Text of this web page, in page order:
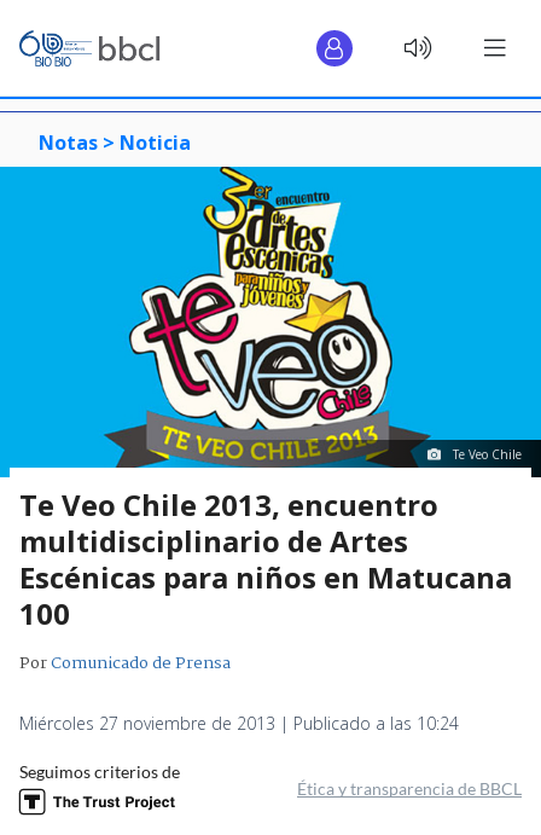
Notas > Noticia
Te Veo Chile
Te Veo Chile 2013, encuentro
multidisciplinario de Artes
Escénicas para niños en Matucana
100
PorComunicado de Prensa
Miércoles 27 noviembre de 2013 | Publicado a las 10:24
Seguimos criterios de
Ética y transparencia de BBCL